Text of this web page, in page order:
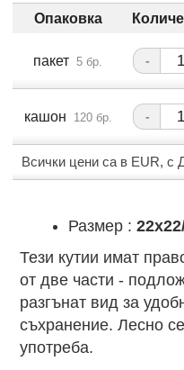
Опаковка
пакет 5 бр. -
кашон 120 бр. -
Всички цени са в EUR, с
Размер :
Тези кутии имат
от две части -
разгънат вид за
съхранение. Лесно
употреба.